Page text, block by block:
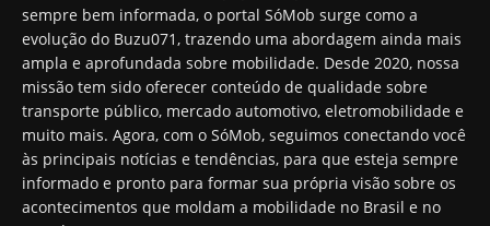
sempre bem informada, o portal SóMob surge como a
evolução do Buzu071, trazendo uma abordagem ainda mais
ampla e aprofundada sobre mobilidade. Desde 2020, nossa
missão tem sido oferecer conteúdo de qualidade sobre
transporte público, mercado automotivo, eletromobilidade e
muito mais. Agora, com o SóMob, seguimos conectando você
às principais notícias e tendências, para que esteja sempre
informado e pronto para formar sua própria visão sobre os
acontecimentos que moldam a mobilidade no Brasil e no